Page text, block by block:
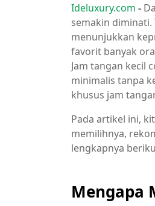
Ideluxury.com -
semakin diminati.
menunjukkan
favorit banyak
Jam tangan kecil
minimalis tanpa
khusus jam
Pada artikel ini,
memilihnya,
lengkapnya
Mengapa